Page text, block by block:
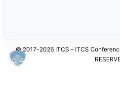
© 2017-2026 ITCS – ITCS